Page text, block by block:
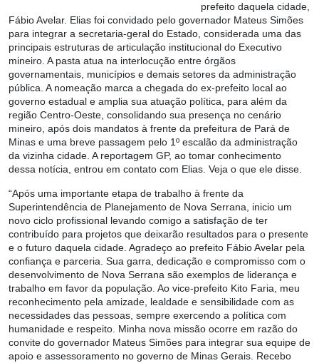
prefeito daquela cidade,
Fábio Avelar. Elias foi convidado pelo governador Mateus Simões
para integrar a secretaria-geral do Estado, considerada uma das
principais estruturas de articulação institucional do Executivo
mineiro. A pasta atua na interlocução entre órgãos
governamentais, municípios e demais setores da administração
pública. A nomeação marca a chegada do ex-prefeito local ao
governo estadual e amplia sua atuação política, para além da
região Centro-Oeste, consolidando sua presença no cenário
mineiro, após dois mandatos à frente da prefeitura de Pará de
Minas e uma breve passagem pelo 1º escalão da administração
da vizinha cidade. A reportagem GP, ao tomar conhecimento
dessa notícia, entrou em contato com Elias. Veja o que ele disse.
“Após uma importante etapa de trabalho à frente da
Superintendência de Planejamento de Nova Serrana, inicio um
novo ciclo profissional levando comigo a satisfação de ter
contribuído para projetos que deixarão resultados para o presente
e o futuro daquela cidade. Agradeço ao prefeito Fábio Avelar pela
confiança e parceria. Sua garra, dedicação e compromisso com o
desenvolvimento de Nova Serrana são exemplos de liderança e
trabalho em favor da população. Ao vice-prefeito Kito Faria, meu
reconhecimento pela amizade, lealdade e sensibilidade com as
necessidades das pessoas, sempre exercendo a política com
humanidade e respeito. Minha nova missão ocorre em razão do
convite do governador Mateus Simões para integrar sua equipe de
apoio e assessoramento no governo de Minas Gerais. Recebo